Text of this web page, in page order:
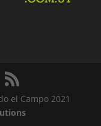
el Campo 2021